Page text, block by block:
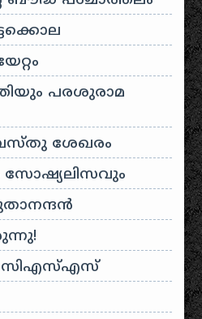
പരശുരാമ
ശേഖരം
സോഷ്യലിസവും
സി‌എസ്‌എസ്